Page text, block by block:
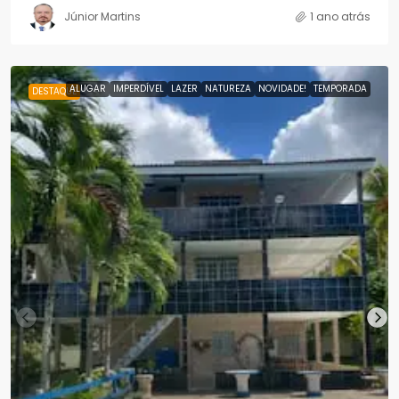
Júnior Martins 1 ano atrás
DESTAQUEALUGAR IMPERDÍVEL LAZER NATUREZA NOVIDADE! TEMPORADA